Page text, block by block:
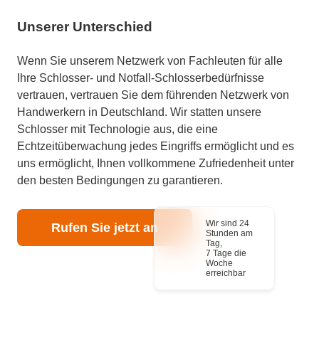
Wir sind 24
Stunden am
Tag,
7 Tage die
Woche
erreichbar
Unserer Unterschied
Wenn Sie unserem Netzwerk von Fachleuten für alle
Ihre Schlosser- und Notfall-Schlosserbedürfnisse
vertrauen, vertrauen Sie dem führenden Netzwerk von
Handwerkern in Deutschland. Wir statten unsere
Schlosser mit Technologie aus, die eine
Echtzeitüberwachung jedes Eingriffs ermöglicht und es
uns ermöglicht, Ihnen vollkommene Zufriedenheit unter
den besten Bedingungen zu garantieren.
Rufen Sie jetzt an